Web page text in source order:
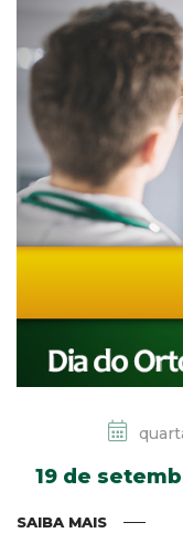
19 de
SAIBA MAIS